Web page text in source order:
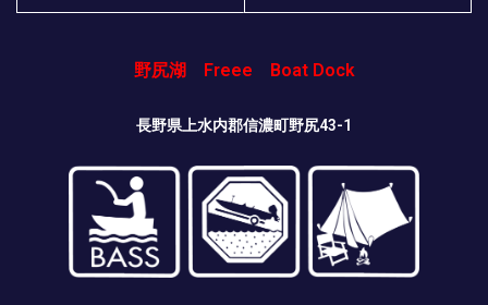
野尻湖 Freee Boat Dock
長野県上水内郡信濃町野尻43-1